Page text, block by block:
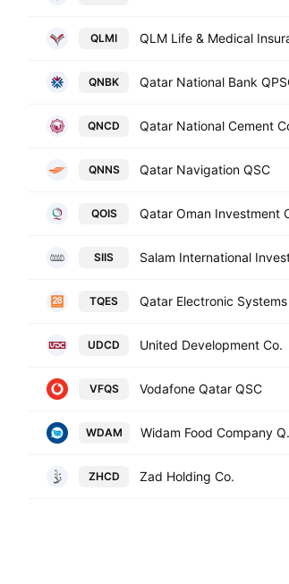
QLMI
QNBK Qatar National Bank
QNCD Qatar National Cement
QNNS Qatar Navigation QSC
QOIS Qatar Oman Investment
SIIS
TQES
UDCD United Development Co.
VFQS Vodafone Qatar QSC
WDAM
ZHCD Zad Holding Co.